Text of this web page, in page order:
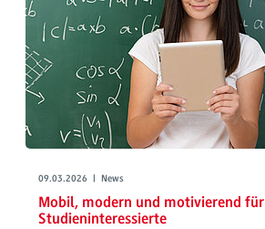
09.03.2026 | News
Mobil, modern und motivierend für
Studieninteressierte